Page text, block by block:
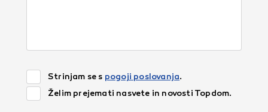
Strinjam se s pogoji poslovanja.
Želim prejemati nasvete in novosti Topdom.